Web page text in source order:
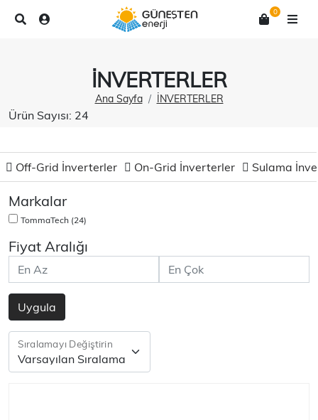
0
İNVERTERLER
Ana Sayfa İNVERTERLER
Ürün Sayısı: 24
Off-Grid İnverterler On-Grid İnverterler Sulama
Markalar
TommaTech (24)
Fiyat Aralığı
Uygula
Sıralamayı Değiştirin